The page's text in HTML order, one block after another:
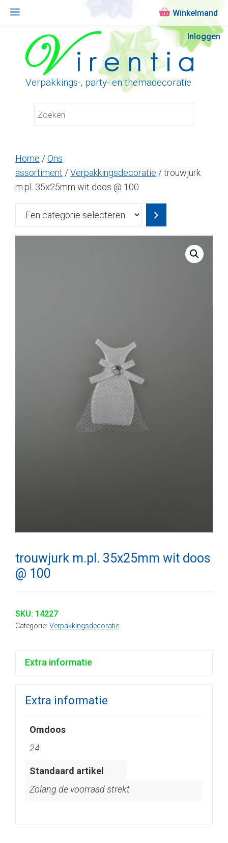
Inloggen
Verpakkings-, party- en themadecoratie
Menu
Home /Ons
assortiment /Verpakkingsdecoratie / trouwjurk
m.pl. 35x25mm wit doos @ 100
Een
categorie
selecteren
trouwjurk m.pl. 35x25mm wit doos
@ 100
SKU: 14227
Categorie: Verpakkingsdecoratie
Extra informatie
Extra informatie
Omdoos
24
Standaard artikel
Zolang de voorraad strekt